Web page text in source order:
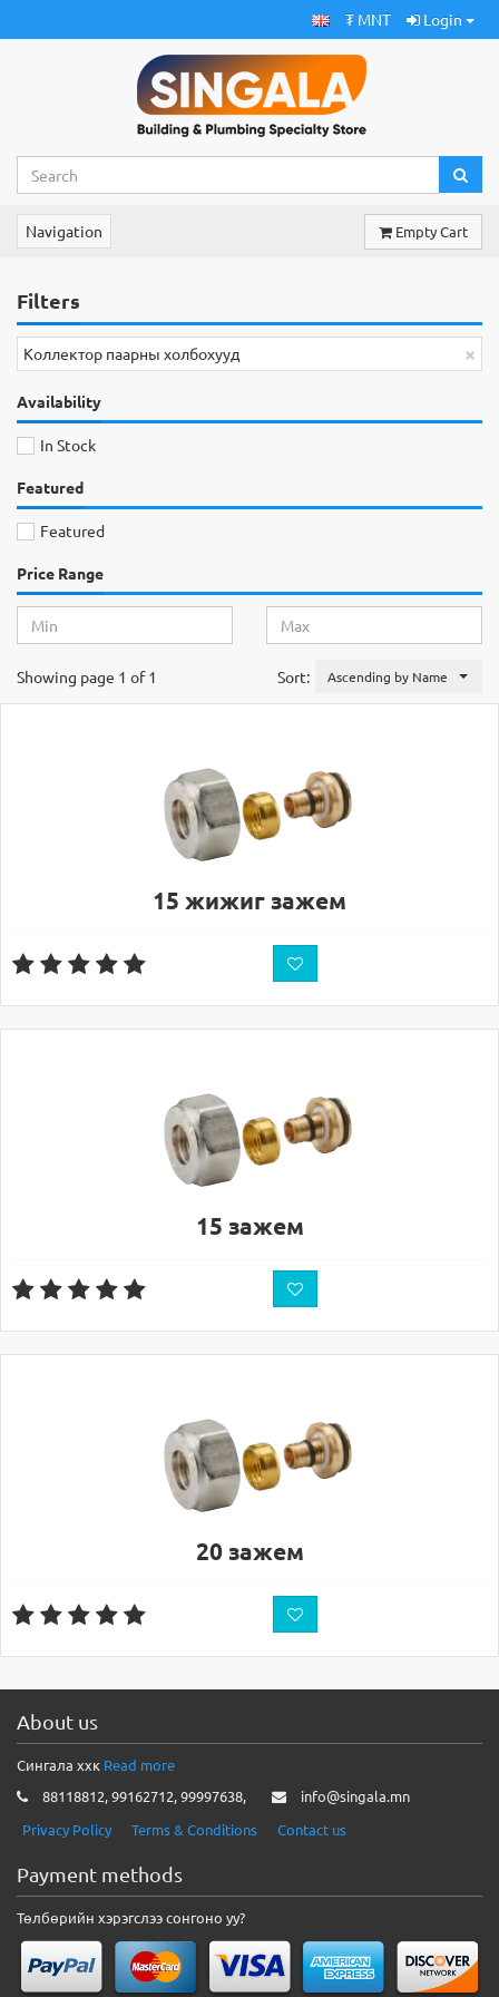
₮ MNT Login
Navigation Empty Cart
Filters
×
Коллектор паарны холбохууд
Availability
In Stock
Featured
Featured
Price Range
Sort: Ascending by Name
Showing page 1 of 1
15 жижиг зажем
15 зажем
20 зажем
About us
Сингала ххк Read more
88118812, 99162712, 99997638,
info@singala.mn
Privacy Policy
Terms & Conditions Contact us
Payment methods
Төлбөрийн хэрэгслээ сонгоно уу?